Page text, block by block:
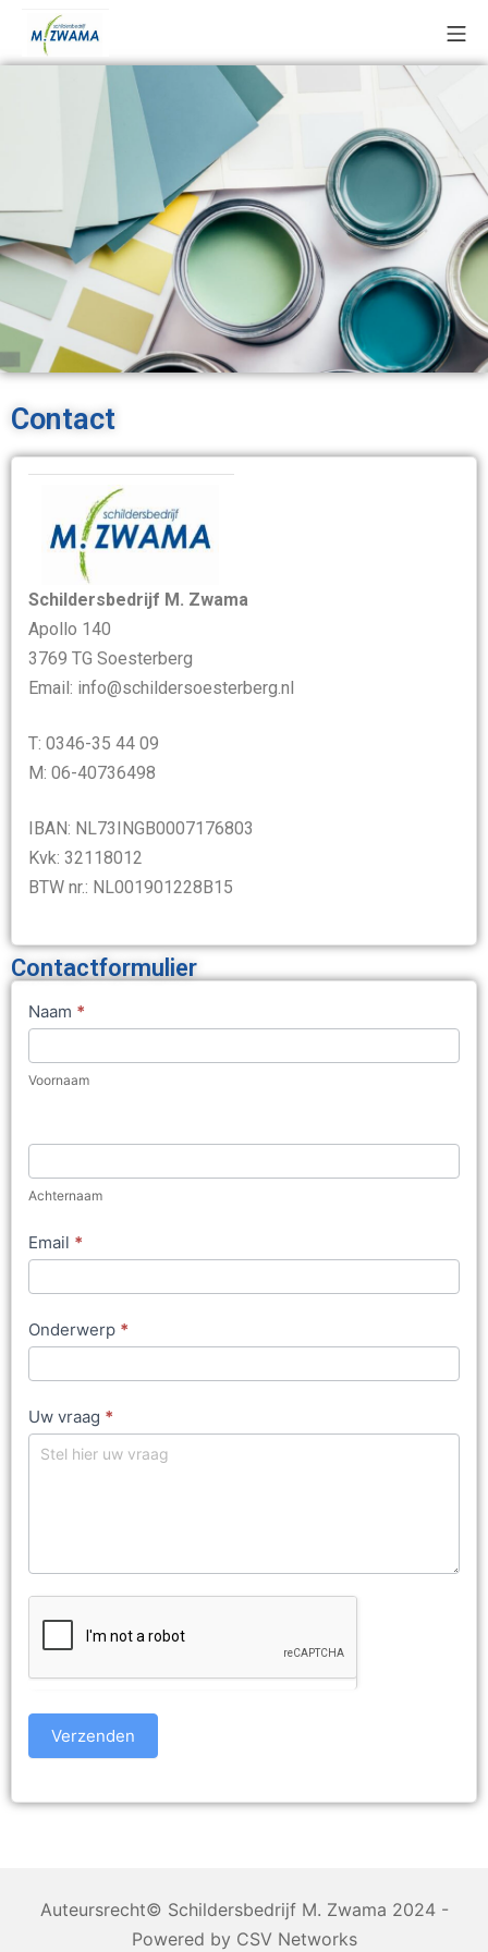
Contact
Schildersbedrijf M. Zwama
Apollo 140
3769 TG Soesterberg
Email: info@schildersoesterberg.nl
T: 0346-35 44 09
M: 06-40736498
IBAN: NL73INGB0007176803
Kvk: 32118012
BTW nr.: NL001901228B15
Contactformulier
Contact
Naam *
Voornaam
Achternaam
Email *
Onderwerp *
Uw vraag *
Verzenden
Auteursrecht© Schildersbedrijf M. Zwama 2024 -
Powered by CSV Networks